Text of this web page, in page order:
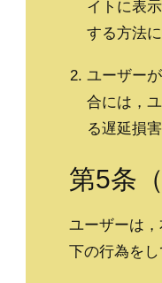
イトに表
する方法
ユーザー
合には，
る遅延損
第5条
ユーザーは
下の行為をし